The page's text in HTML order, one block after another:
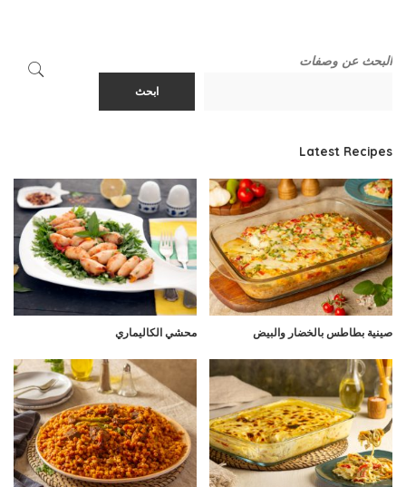
البحث عن وصفات
ابحث
Latest Recipes
صينية بطاطس بالخضار والبيض محشي الكاليماري